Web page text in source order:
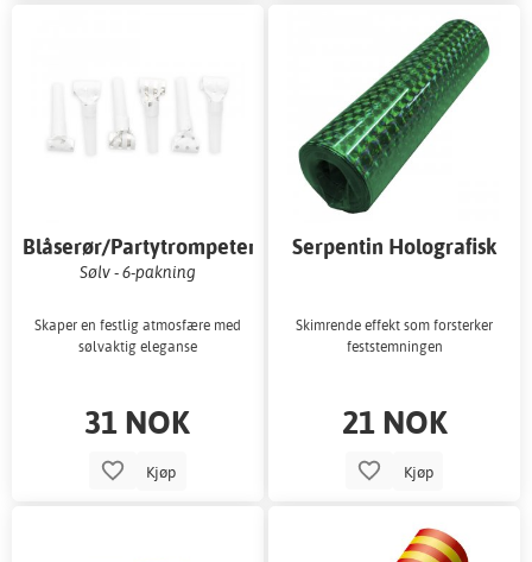
Blåserør/Partytrompeter
Sølv - 6-pakning
Skaper en festlig atmosfære med
sølvaktig eleganse
31 NOK
Kjøp
Serpentin Holografisk
Skimrende effekt som forsterker
feststemningen
21 NOK
Kjøp